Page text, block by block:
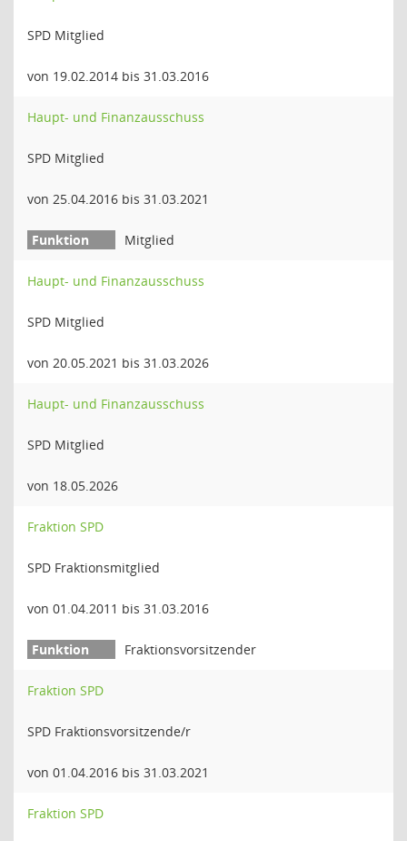
SPD Mitglied
von 19.02.2014 bis 31.03.2016
Haupt- und Finanzausschuss
SPD Mitglied
von 25.04.2016 bis 31.03.2021
Mitglied
Haupt- und Finanzausschuss
SPD Mitglied
von 20.05.2021 bis 31.03.2026
Haupt- und Finanzausschuss
SPD Mitglied
von 18.05.2026
Fraktion SPD
SPD Fraktionsmitglied
von 01.04.2011 bis 31.03.2016
Fraktionsvorsitzender
Fraktion SPD
SPD Fraktionsvorsitzende/r
von 01.04.2016 bis 31.03.2021
Fraktion SPD